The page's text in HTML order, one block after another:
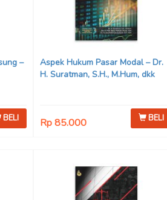
–
BELI
Aspek Hukum Pasar Modal – Dr.
H. Suratman, S.H., M.Hum, dkk
Rp 85.000 BELI